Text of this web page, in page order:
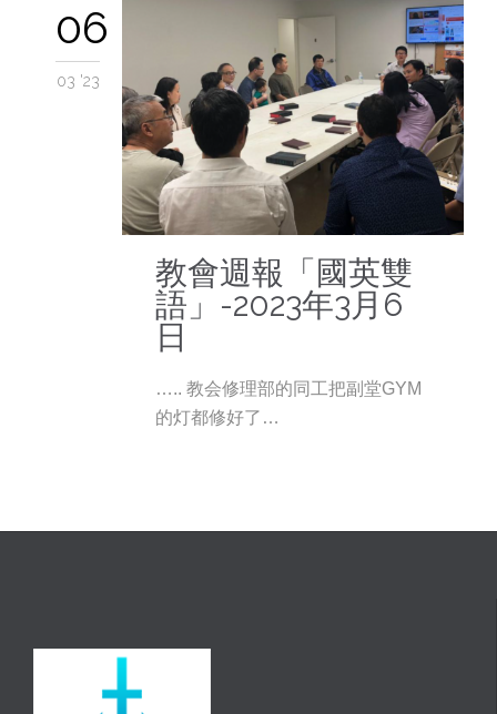
06
03 '23
教會週報「國英雙
語」-2023年3月6
日
….. 教会修理部的同工把副堂GYM
的灯都修好了…